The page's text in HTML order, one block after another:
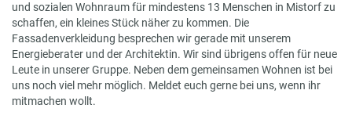
und sozialen Wohnraum für mindestens 13 Menschen in Mistorf zu
schaffen, ein kleines Stück näher zu kommen. Die
Fassadenverkleidung besprechen wir gerade mit unserem
Energieberater und der Architektin. Wir sind übrigens offen für neue
Leute in unserer Gruppe. Neben dem gemeinsamen Wohnen ist bei
uns noch viel mehr möglich. Meldet euch gerne bei uns, wenn ihr
mitmachen wollt.